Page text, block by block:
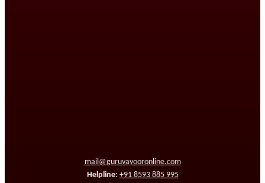
mail@guruvayooronline.com
Helpline: +91 8593 885 995